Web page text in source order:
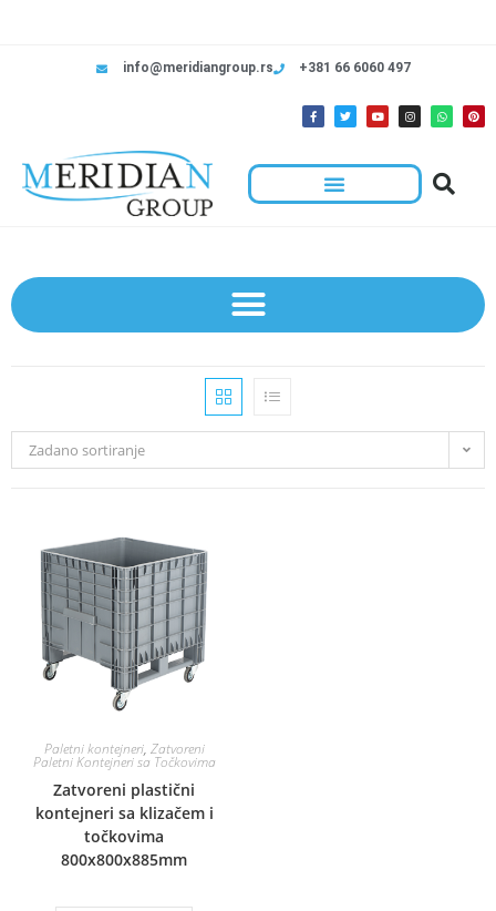
info@meridiangroup.rs +381 66 6060 497
Zadano sortiranje
Paletni kontejneri, Zatvoreni
Paletni Kontejneri sa Točkovima
Zatvoreni plastični
kontejneri sa klizačem i
točkovima
800x800x885mm